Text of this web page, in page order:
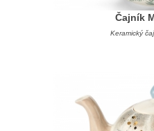
Čajník
Keramický